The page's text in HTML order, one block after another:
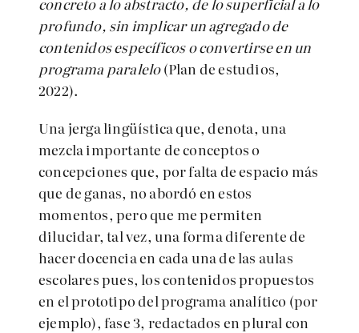
profundo, sin implicar un agregado de
contenidos específicos o convertirse en un
programa paralelo(Plan de estudios,
2022).
Una jerga lingüística que, denota, una
mezcla importante de conceptos o
concepciones que, por falta de espacio más
que de ganas, no abordó en estos
momentos, pero que me permiten
dilucidar, tal vez, una forma diferente de
hacer docencia en cada una de las aulas
escolares pues, los contenidos propuestos
en el prototipo del programa analítico (por
ejemplo), fase 3, redactados en plural con